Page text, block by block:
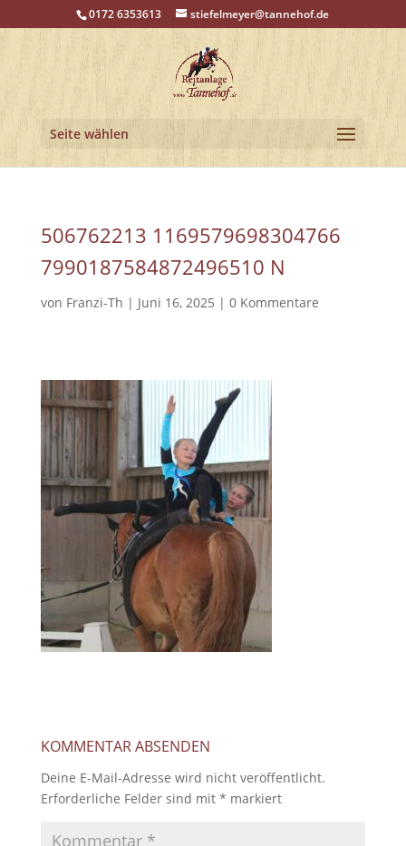
0172 6353613 stiefelmeyer@tannehof.de
Seite wählen
506762213 1169579698304766
7990187584872496510 N
von Franzi-Th | Juni 16, 2025 | 0 Kommentare
KOMMENTAR ABSENDEN
Deine E-Mail-Adresse wird nicht veröffentlicht.
Erforderliche Felder sind mit * markiert